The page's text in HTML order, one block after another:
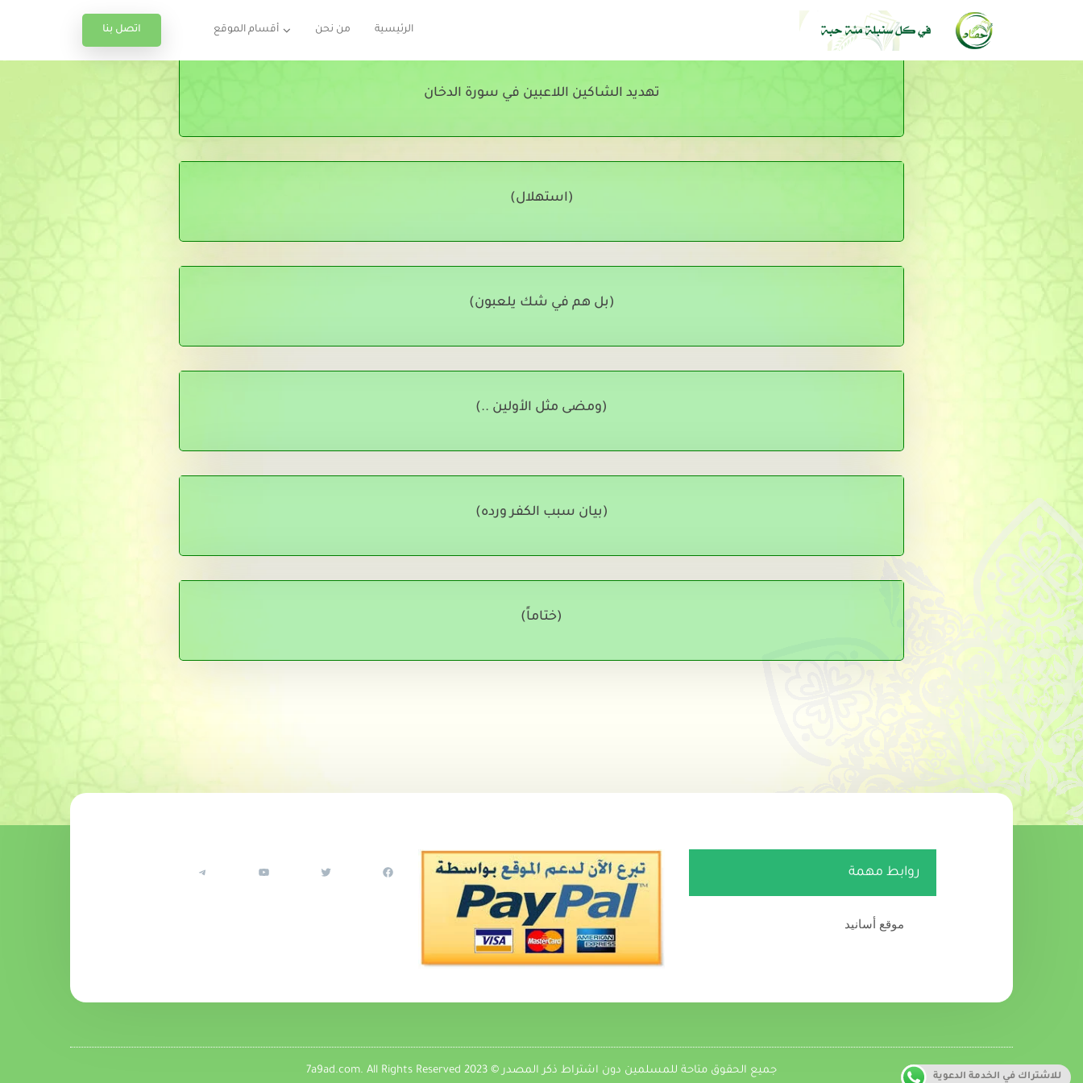
اتصل بنا الرئيسية من نحن أقسام الموقع
تهديد الشاكين اللاعبين في سورة الدخان
(استهلال)
(بل هم في شك يلعبون)
(ومضى مثل الأولين ..)
(بيان سبب الكفر ورده)
(ختاماً)
روابط مهمة
موقع أسانيد
جميع الحقوق متاحة للمسلمين دون اشتراط ذكر المصدر © 2023 7a9ad.com. All Rights Reserved
للاشتراك في الخدمة الدعوية